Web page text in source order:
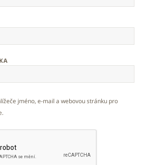
jméno, e-mail a webovou stránku pro